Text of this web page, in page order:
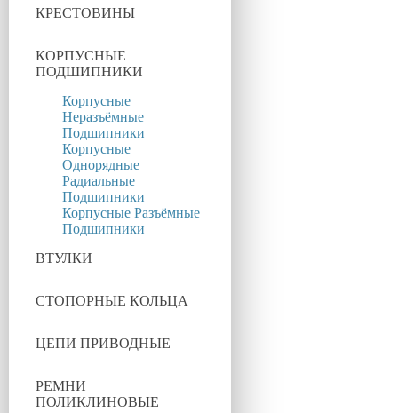
КРЕСТОВИНЫ
КОРПУСНЫЕ
ПОДШИПНИКИ
Корпусные
Неразъёмные
Подшипники
Корпусные
Однорядные
Радиальные
Подшипники
Корпусные Разъёмные
Подшипники
ВТУЛКИ
СТОПОРНЫЕ КОЛЬЦА
ЦЕПИ ПРИВОДНЫЕ
РЕМНИ
ПОЛИКЛИНОВЫЕ